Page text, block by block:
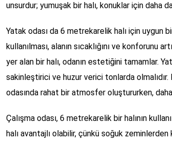
unsurdur; yumuşak bir halı, konuklar için daha
Yatak odası da 6 metrekarelik halı için uygun
kullanılması, alanın sıcaklığını ve konforunu
yer alan bir halı, odanın estetiğini tamamlar.
sakinleştirici ve huzur verici tonlarda
odasında rahat bir atmosfer oluştururken,
Çalışma odası, 6 metrekarelik bir halının
halı avantajlı olabilir, çünkü soğuk